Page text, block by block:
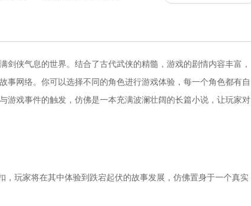
剑侠气息的世界。结合了古代武侠的精髓，游戏的剧情内容丰富，
事网络。你可以选择不同的角色进行游戏体验，每一个角色都有自
游戏事件的触发，仿佛是一本充满波澜壮阔的长篇小说，让玩家对
，玩家将在其中体验到跌宕起伏的故事发展，仿佛置身于一个真实